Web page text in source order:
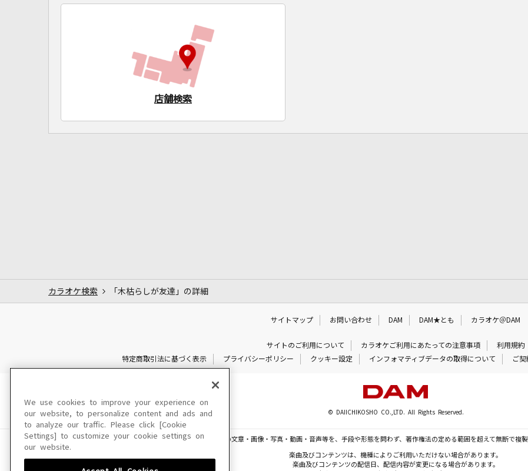
店舗検索
カラオケ検索 「木枯らしが友達」の詳細
サイトマップ お問い合わせ DAM DAM★とも カラオケ＠DAM
サイトのご利用について カラオケご利用にあたっての注意事項
利用規約
特定商取引法に基づく表示
プライバシーポリシー クッキー設定 インフォマティブデータの取得について ご契
© DAIICHIKOSHO CO.,LTD. All Rights Reserved.
このサイトに掲載されている一切の文章・画像・写真・動画・音声等を、手段や形態を問わず、著作権法の定める範囲を超えて無断で複
楽曲及びコンテンツは、機種によりご利用いただけない場合があります。
楽曲及びコンテンツの配信日、配信内容が変更になる場合があります。
We use cookies to improve your experience on
our website, to personalize content and ads and
to analyze our traffic. Please click [Cookie
Settings] to customize your cookie settings on
our website.